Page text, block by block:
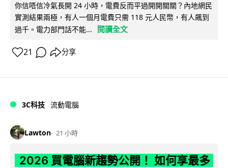
你信唔信冷氣長開 24 小時，電費反而平過開開關關？內地網民
實測結果兩極，有人一個月電費只需 118 元人民幣，有人飆到
過千。電力部門話不能...
閱讀全文
21 分享
3C科技 流動電腦
Lawton 21 小時
2026 買電腦新趨勢公開！ 如何享最多